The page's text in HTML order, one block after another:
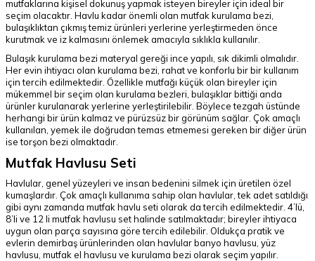
mutfaklarına kişisel dokunuş yapmak isteyen bireyler için ideal bir
seçim olacaktır. Havlu kadar önemli olan mutfak kurulama bezi,
bulaşıklıktan çıkmış temiz ürünleri yerlerine yerleştirmeden önce
kurutmak ve iz kalmasını önlemek amacıyla sıklıkla kullanılır.
Bulaşık kurulama bezi materyal gereği ince yapılı, sık dikimli olmalıdır.
Her evin ihtiyacı olan kurulama bezi, rahat ve konforlu bir bir kullanım
için tercih edilmektedir. Özellikle mutfağı küçük olan bireyler için
mükemmel bir seçim olan kurulama bezleri, bulaşıklar bittiği anda
ürünler kurulanarak yerlerine yerleştirilebilir. Böylece tezgah üstünde
herhangi bir ürün kalmaz ve pürüzsüz bir görünüm sağlar. Çok amaçlı
kullanılan, yemek ile doğrudan temas etmemesi gereken bir diğer ürün
ise torşon bezi olmaktadır.
Mutfak Havlusu Seti
Havlular, genel yüzeyleri ve insan bedenini silmek için üretilen özel
kumaşlardır. Çok amaçlı kullanıma sahip olan havlular, tek adet satıldığı
gibi aynı zamanda mutfak havlu seti olarak da tercih edilmektedir. 4’lü,
8’li ve 12 li mutfak havlusu set halinde satılmaktadır; bireyler ihtiyaca
uygun olan parça sayısına göre tercih edilebilir. Oldukça pratik ve
evlerin demirbaş ürünlerinden olan havlular banyo havlusu, yüz
havlusu, mutfak el havlusu ve kurulama bezi olarak seçim yapılır.